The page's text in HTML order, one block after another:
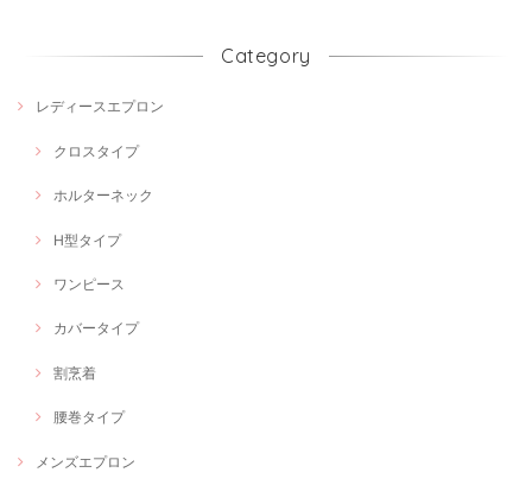
Category
レディースエプロン
クロスタイプ
ホルターネック
H型タイプ
ワンピース
カバータイプ
割烹着
腰巻タイプ
メンズエプロン